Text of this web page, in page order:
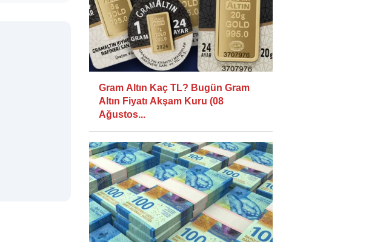
Gram Altın Kaç TL? Bugün Gram
Altın Fiyatı Akşam Kuru (08
Ağustos...